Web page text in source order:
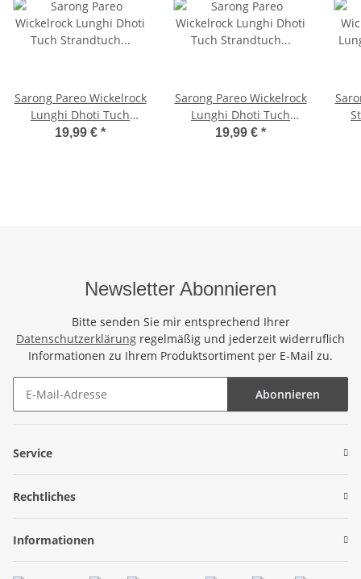
Sarong Pareo Wickelrock
Lunghi Dhoti Tuch
Strandtuch Tribal Gecko
19,99 € *
Sarong Pareo Wickelrock
Lunghi Dhoti Tuch
Strandtuch Keltisch
19,99 € *
Newsletter Abonnieren
Bitte senden Sie mir entsprechend Ihrer
Datenschutzerklärung regelmäßig und jederzeit widerruflich
Informationen zu Ihrem Produktsortiment per E-Mail zu.
Abonnieren
Service
Rechtliches
Informationen